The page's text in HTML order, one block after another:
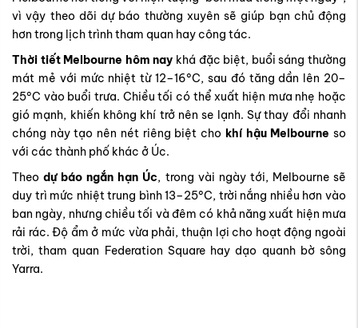
chóng này tạo nên nét riêng biệt cho
khí hậu Melbourneso
với các thành phố khác ở Úc.
Theo
dự báo ngắn hạn Úc
, trong vài ngày tới, Melbourne sẽ
duy trì mức nhiệt trung bình 13–25°C, trời nắng nhiều hơn vào
ban ngày, nhưng chiều tối và đêm có khả năng xuất hiện mưa
rải rác. Độ ẩm ở mức vừa phải, thuận lợi cho hoạt động ngoài
trời, tham quan Federation Square hay dạo quanh bờ sông
Yarra.